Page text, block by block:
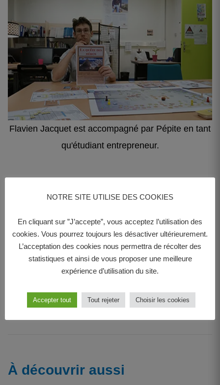
Flavien Jacquet est accompagné par Pépite en tant
qu'étudiant entrepreneur.
Flavien Jacquet a proposé « La Quête des
héros ». Il s'agit d'unjeu de stratégie et de
coopération qui emprunte son univers à différentes
mythologies. La soirée a été l'occasion pour le
créateur de présenter sesjeux de société
À découvrir aussi
NOTRE SITE UTILISE DES COOKIES
En cliquant sur ”J’accepte”, vous acceptez l’utilisation des
cookies. Vous pourrez toujours les désactiver ultérieurement.
L’acceptation des cookies nous permettra de récolter des
statistiques et ainsi de vous proposer une meilleure
expérience d’utilisation du site.
Accepter tout Tout rejeter Choisir les cookies